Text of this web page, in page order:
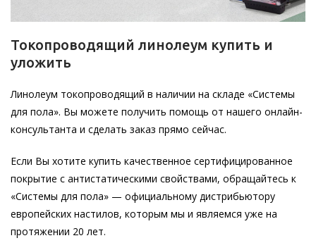
Токопроводящий линолеум купить и
уложить
Линолеум токопроводящий в наличии на складе «Системы
для пола». Вы можете получить помощь от нашего онлайн-
консультанта и сделать заказ прямо сейчас.
Если Вы хотите купить качественное сертифицированное
покрытие с антистатическими свойствами, обращайтесь к
«Системы для пола» — официальному дистрибьютору
европейских настилов, которым мы и являемся уже на
протяжении 20 лет.